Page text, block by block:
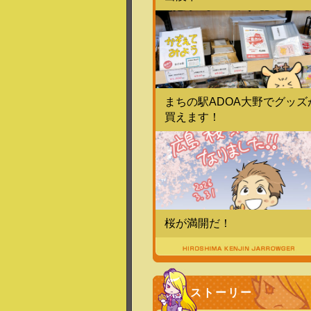
まちの駅ADOA大野でグッズ
買えます！
桜が満開だ！
ストーリー